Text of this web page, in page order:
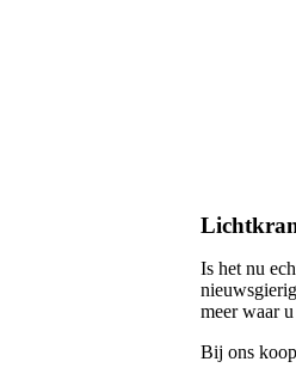
Is het nu
meer waar
Bij ons